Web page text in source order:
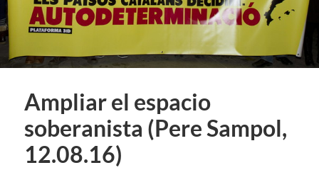
Ampliar el espacio
soberanista (Pere Sampol,
12.08.16)